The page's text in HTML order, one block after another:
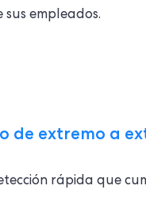
empleados.
de extremo a
rápida que